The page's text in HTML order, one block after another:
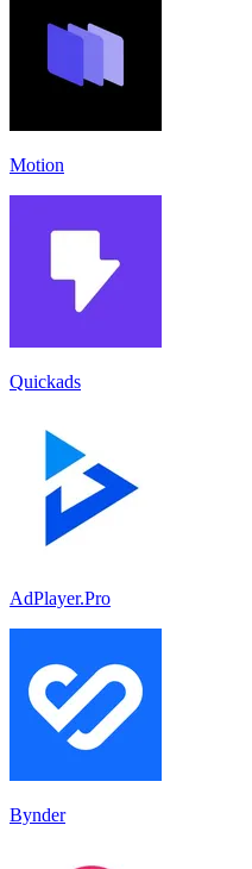
Motion
Quickads
AdPlayer.Pro
Bynder